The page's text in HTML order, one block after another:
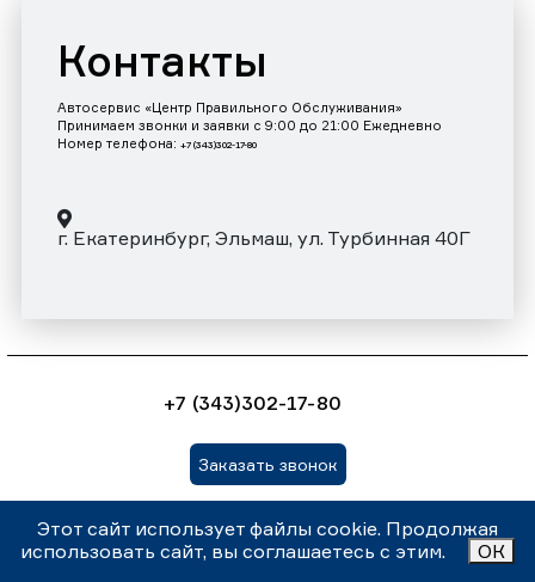
Контакты
Автосервис «Центр Правильного Обслуживания»
Принимаем звонки и заявки с 9:00 до 21:00 Ежедневно
Номер телефона: +7 (343)302-17-80
г. Екатеринбург, Эльмаш, ул. Турбинная 40Г
+7 (343)302-17-80
Заказать звонок
Внимание! Данный сайт носит информационный характер и
ни при каких условиях не является публичной офертой,
Этот сайт использует файлы cookie. Продолжая
использовать сайт, вы соглашаетесь с этим.
ОК